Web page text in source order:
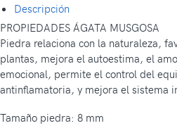
Descripción
PROPIEDADES ÁGATA MUSGOSA
Piedra relaciona con la naturaleza,
plantas, mejora el autoestima, el
emocional, permite el control del
antinflamatoria, y mejora el sistema
Tamaño piedra: 8 mm